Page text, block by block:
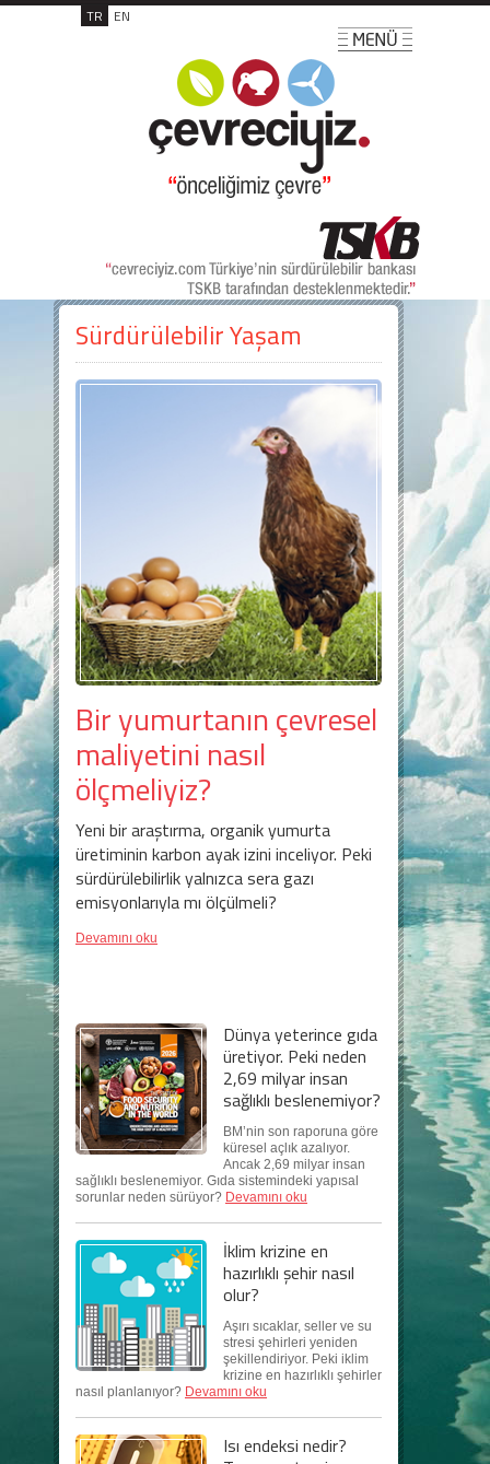
TR EN
Sürdürülebilir Yaşam
Bir yumurtanın çevresel
maliyetini nasıl
ölçmeliyiz?
Yeni bir araştırma, organik yumurta
üretiminin karbon ayak izini inceliyor. Peki
sürdürülebilirlik yalnızca sera gazı
emisyonlarıyla mı ölçülmeli?
Devamını oku
Dünya yeterince gıda
üretiyor. Peki neden
2,69 milyar insan
sağlıklı beslenemiyor?
BM’nin son raporuna göre
küresel açlık azalıyor.
Ancak 2,69 milyar insan
sağlıklı beslenemiyor. Gıda sistemindeki yapısal
sorunlar neden sürüyor? Devamını oku
İklim krizine en
hazırlıklı şehir nasıl
olur?
Aşırı sıcaklar, seller ve su
stresi şehirleri yeniden
şekillendiriyor. Peki iklim
krizine en hazırlıklı şehirler
nasıl planlanıyor? Devamını oku
Isı endeksi nedir?